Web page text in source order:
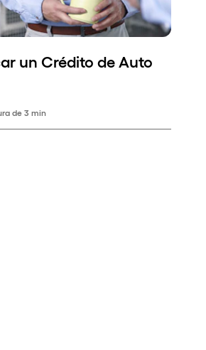
un Crédito de Auto
de 3 min